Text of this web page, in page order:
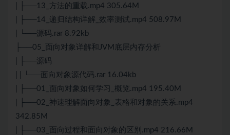
| ├──13_方法的重载.mp4 305.64M
| ├──14_递归结构详解_效率测试.mp4 508.97M
| └──源码.rar 8.92kb
├──05_面向对象详解和JVM底层内存分析
| ├──源码
| | └──面向对象源代码.rar 16.04kb
| ├──01_面向对象如何学习_概览.mp4 195.40M
| ├──02_神速理解面向对象_表格和对象的关系.mp4
342.85M
| ├──03_面向过程和面向对象的区别.mp4 216.66M